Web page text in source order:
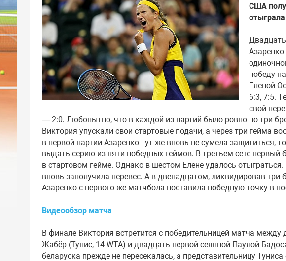
США
победу
Еленой
6:3, 7:5.
свой
— 2:0. Любопытно, что в каждой из партий было ровно по три
Виктория упускали свои стартовые подачи, а через три гейма
в первой партии Азаренко тут же вновь не сумела защититься,
выдать серию из пяти победных геймов. В третьем сете первый
в стартовом гейме. Однако в шестом Елене удалось
вновь заполучила перевес. А в двенадцатом, ликвидировав три
Азаренко с первого же матчбола поставила победную точку в
Видеообзор матча
В финале Виктория встретится с победительницей матча
Жабёр (Тунис, 14 WTA) и двадцать первой сеянной Паулой
беларуска прежде не пересекалась, а представительницу